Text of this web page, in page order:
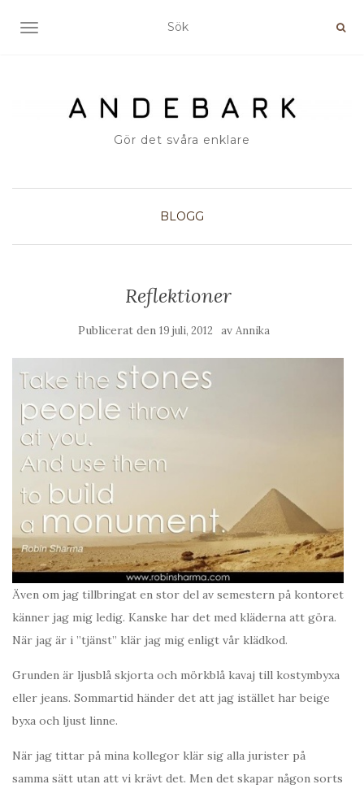
SLÅ PÅ/AV NAVIGERING
Gör det svåra enklare
BLOGG
Reflektioner
Publicerat den 19 juli, 2012 av Annika
Även om jag tillbringat en stor del av semestern på kontoret
känner jag mig ledig. Kanske har det med kläderna att göra.
När jag är i ”tjänst” klär jag mig enligt vår klädkod.
Grunden är ljusblå skjorta och mörkblå kavaj till kostymbyxa
eller jeans. Sommartid händer det att jag istället har beige
byxa och ljust linne.
När jag tittar på mina kollegor klär sig alla jurister på
samma sätt utan att vi krävt det. Men det skapar någon sorts